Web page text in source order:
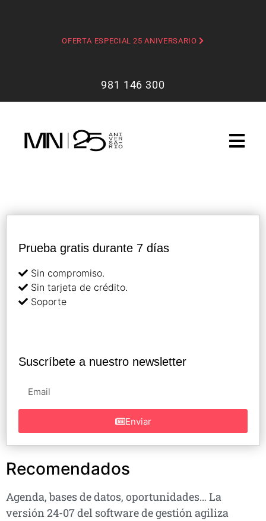
OFERTA ESPECIAL 25 ANIVERSARIO
981 146 300
Prueba gratis durante 7 días
Sin compromiso.
Sin tarjeta de crédito.
Soporte
Suscríbete a nuestro newsletter
Enviar
Recomendados
Agenda, bases de datos, oportunidades… La
versión 24-07 del software de gestión agiliza